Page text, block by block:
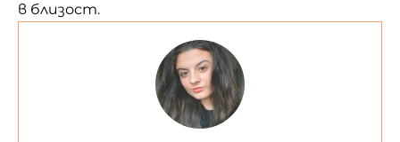
в близост.